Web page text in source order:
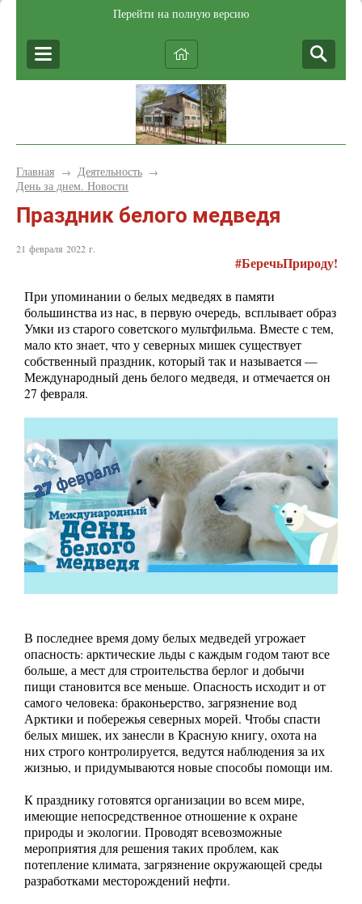
Перейти на полную версию
Главная → Деятельность →
День за днем. Новости
Праздник белого медведя
21 февраля 2022 г.
#БеречьПрироду!
При упоминании о белых медведях в памяти
большинства из нас, в первую очередь, всплывает образ
Умки из старого советского мультфильма. Вместе с тем,
мало кто знает, что у северных мишек существует
собственный праздник, который так и называется —
Международный день белого медведя, и отмечается он
27 февраля.
В последнее время дому белых медведей угрожает
опасность: арктические льды с каждым годом тают все
больше, а мест для строительства берлог и добычи
пищи становится все меньше. Опасность исходит и от
самого человека: браконьерство, загрязнение вод
Арктики и побережья северных морей. Чтобы спасти
белых мишек, их занесли в Красную книгу, охота на
них строго контролируется, ведутся наблюдения за их
жизнью, и придумываются новые способы помощи им.
К празднику готовятся организации во всем мире,
имеющие непосредственное отношение к охране
природы и экологии. Проводят всевозможные
мероприятия для решения таких проблем, как
потепление климата, загрязнение окружающей среды
разработками месторождений нефти.